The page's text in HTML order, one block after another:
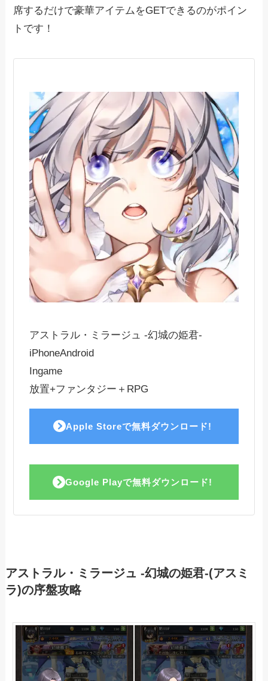
席するだけで豪華アイテムをGETできるのがポイン
トです！
アストラル・ミラージュ -幻城の姫君-
iPhoneAndroid
Ingame
放置+ファンタジー＋RPG
Apple Storeで無料ダウンロード!
Google Playで無料ダウンロード!
アストラル・ミラージュ -幻城の姫君-(アスミ
ラ)の序盤攻略